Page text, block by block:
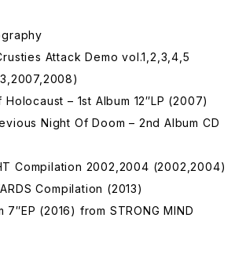
Attack Demo vol.1,2,3,4,5
Holocaust – 1st Album 12″LP (2007)
Night Of Doom – 2nd Album CD
Compilation 2002,2004 (2002,2004)
Compilation (2013)
7″EP (2016) from STRONG MIND